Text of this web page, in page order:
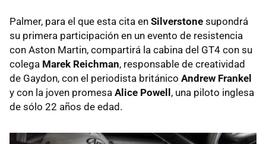
Palmer, para el que esta cita en Silverstone supondrá
su primera participación en un evento de resistencia
con Aston Martin, compartirá la cabina del GT4 con su
colega Marek Reichman, responsable de creatividad
de Gaydon, con el periodista británico Andrew Frankel
y con la joven promesa Alice Powell, una piloto inglesa
de sólo 22 años de edad.